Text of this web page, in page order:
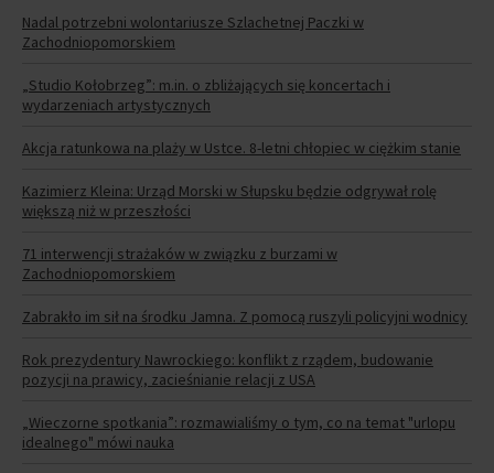
Nadal potrzebni wolontariusze Szlachetnej Paczki w
Zachodniopomorskiem
„Studio Kołobrzeg”: m.in. o zbliżających się koncertach i
wydarzeniach artystycznych
Akcja ratunkowa na plaży w Ustce. 8-letni chłopiec w ciężkim stanie
Kazimierz Kleina: Urząd Morski w Słupsku będzie odgrywał rolę
większą niż w przeszłości
71 interwencji strażaków w związku z burzami w
Zachodniopomorskiem
Zabrakło im sił na środku Jamna. Z pomocą ruszyli policyjni wodnicy
Rok prezydentury Nawrockiego: konflikt z rządem, budowanie
pozycji na prawicy, zacieśnianie relacji z USA
„Wieczorne spotkania”: rozmawialiśmy o tym, co na temat "urlopu
idealnego" mówi nauka